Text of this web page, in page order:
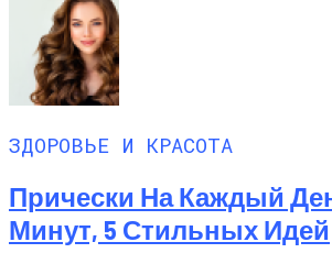
ЗДОРОВЬЕ И КРАСОТА
Прически На Каждый
Минут, 5 Стильных Идей